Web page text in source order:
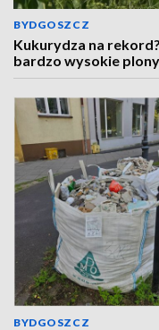
BYDGOSZCZ
Kukurydza na
bardzo wysokie plony
BYDGOSZCZ